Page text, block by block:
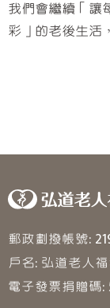
我們會繼續「讓
彩」的老後生活
郵政劃撥帳號:
戶名: 弘道老人
電子發票捐贈碼: